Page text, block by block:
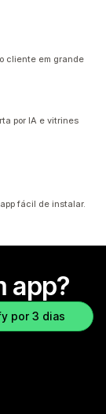
cliente em grande
por IA e vitrines
fácil de instalar.
app?
por 3 dias